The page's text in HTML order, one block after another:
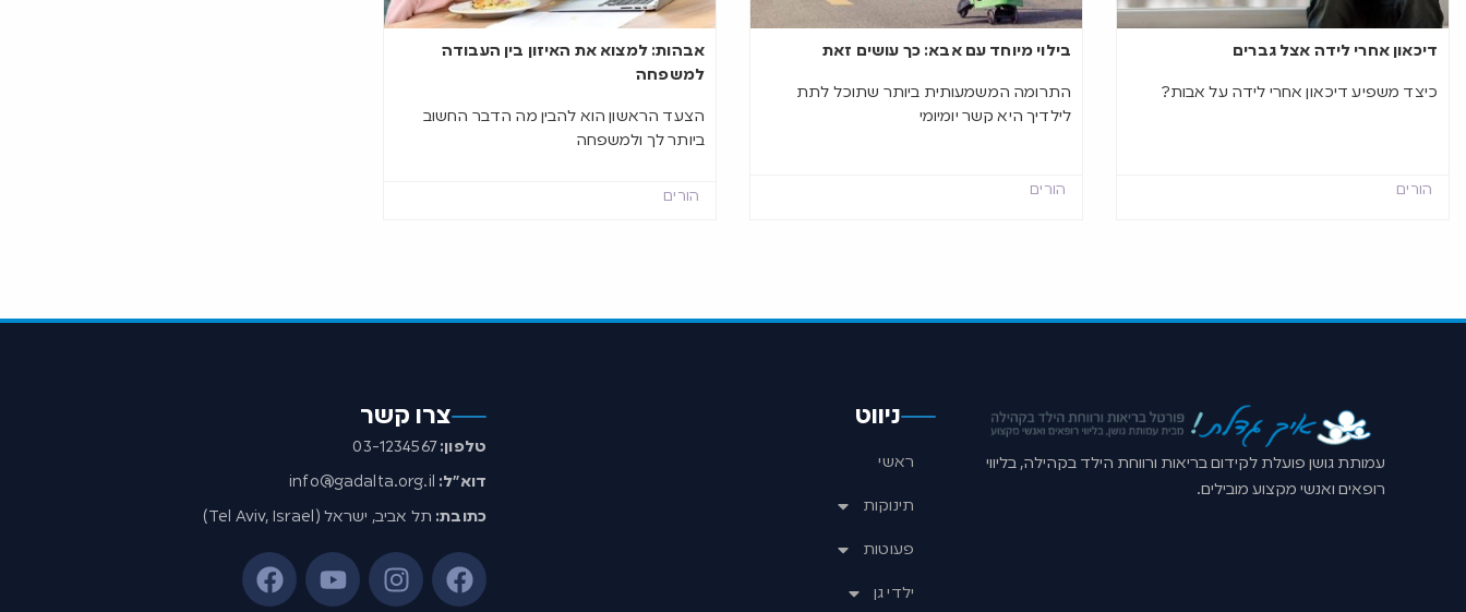
דיכאון אחרי לידה אצל גברים
כיצד משפיע דיכאון אחרי לידה על אבות?
הורים
בילוי מיוחד עם אבא: כך עושים זאת
התרומה המשמעותית ביותר שתוכל לתת
לילדיך היא קשר יומיומי
הורים
אבהות: למצוא את האיזון בין העבודה
למשפחה
הצעד הראשון הוא להבין מה הדבר החשוב
ביותר לך ולמשפחה
הורים
עמותת גושן פועלת לקידום בריאות ורווחת הילד בקהילה, בליווי
רופאים ואנשי מקצוע מובילים.
ניווט
ראשי
תינוקות
פעוטות
ילדי גן
צרו קשר
טלפון:03-1234567
דוא”ל: info@gadalta.org.il
כתובת: תל אביב, ישראל (Tel Aviv, Israel)